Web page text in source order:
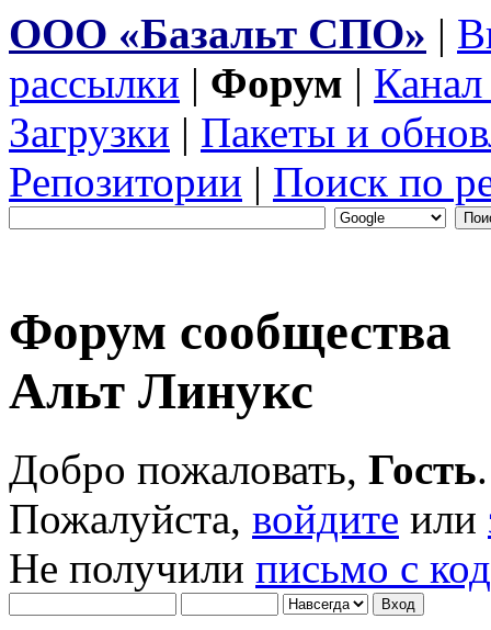
ООО «Базальт СПО» |
рассылки | Форум |
Загрузки | Пакеты и
Репозитории | Поиск по
Форум сообщества
Альт Линукс
Добро пожаловать, Гость.
Пожалуйста, войдите или
Не получили письмо с